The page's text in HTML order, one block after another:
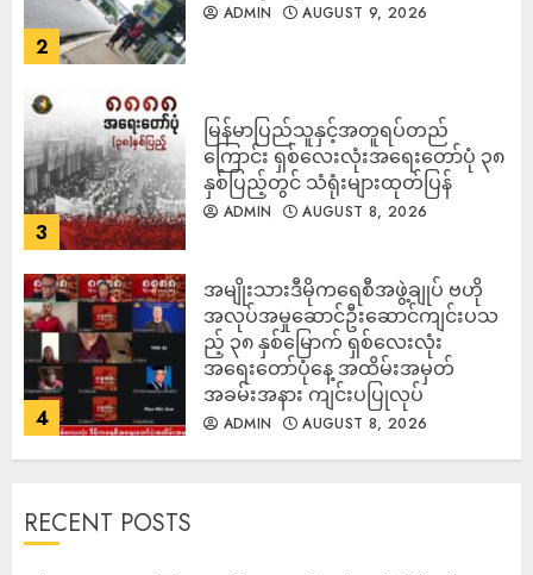
2
ADMIN AUGUST 9, 2026
3
မြန်မာပြည်သူနှင့်အတူရပ်တည်
ကြောင်း ရှစ်လေးလုံးအရေးတော်ပုံ ၃၈
နှစ်ပြည့်တွင် သံရုံးများထုတ်ပြန်
ADMIN AUGUST 8, 2026
4
အမျိုးသားဒီမိုကရေစီအဖွဲ့ချုပ် ဗဟို
အလုပ်အမှုဆောင်ဦးဆောင်ကျင်းပသ
ည့် ၃၈ နှစ်မြောက် ရှစ်လေးလုံး
အရေးတော်ပုံနေ့ အထိမ်းအမှတ်
အခမ်းအနား ကျင်းပပြုလုပ်
ADMIN AUGUST 8, 2026
RECENT POSTS